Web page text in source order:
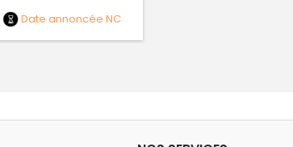
Date annoncée NC